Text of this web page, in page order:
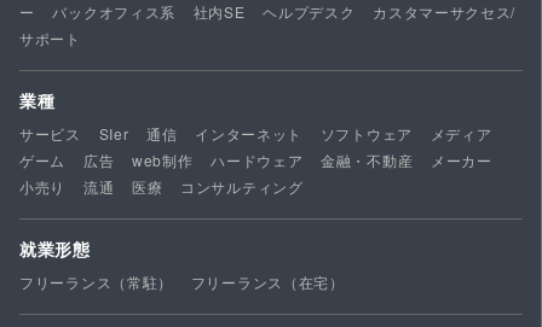
ー
バックオフィス系 社内SE ヘルプデスク
カスタマーサクセス/
サポート
業種
サービス SIer 通信 インターネット ソフトウェア
メディア
ゲーム
広告 web制作 ハードウェア 金融・不動産
メーカー
小売り
流通 医療 コンサルティング
就業形態
フリーランス（常駐） フリーランス（在宅）